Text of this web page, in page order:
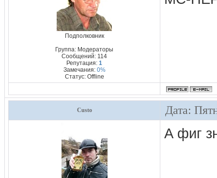
Подполковник
Группа: Модераторы
Сообщений: 114
Репутация: 1
Замечания: 0%
Статус: Offline
Custo Дата:
А фиг